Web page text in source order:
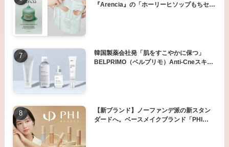
『Arencia』の「ホーリーヒソップもちセラ
韓国製薬会社発「肌をすこやかに保つ」
BELPRIMO（ベルプリモ）Anti-Cneスキン
【新ブランド】ノーファンデ派の新スタン
ダードへ。ベースメイクブランド「PHI